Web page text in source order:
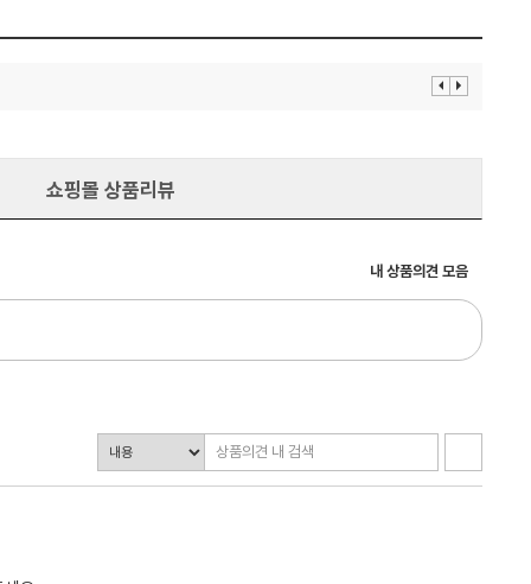
이 다
쇼핑몰 상품리뷰
내 상품의견 모음